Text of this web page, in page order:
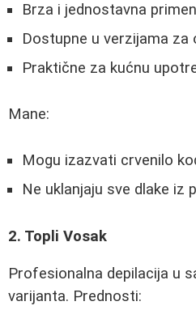
Brza i jednostavna
Dostupne u verzijama za
Praktične za kućnu
Mane:
Mogu izazvati crvenilo
Ne uklanjaju sve dlake iz
2. Topli Vosak
Profesionalna depilacija u
varijanta. Prednosti: